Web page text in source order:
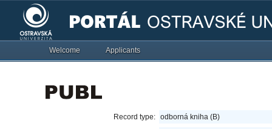
Welcome Applicants
Record type: odborná kniha (B)